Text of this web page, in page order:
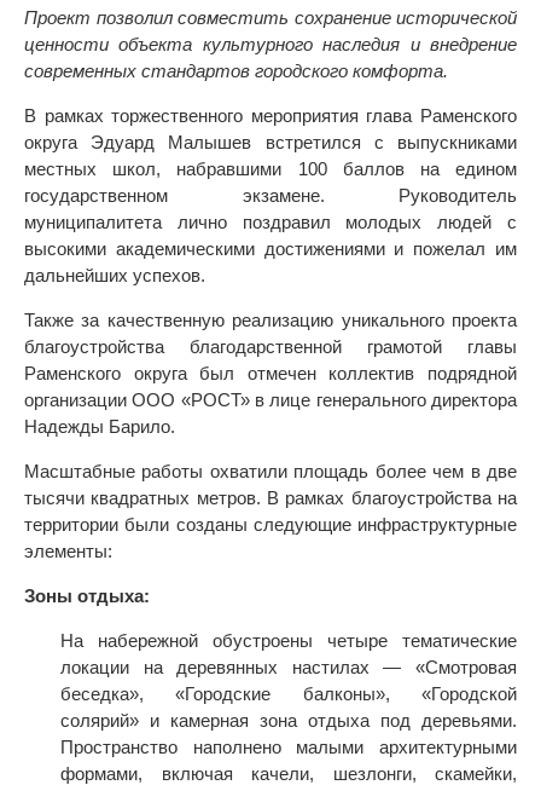
Проект позволил совместить сохранение исторической
ценности объекта культурного наследия и внедрение
современных стандартов городского комфорта.
В рамках торжественного мероприятия глава Раменского
округа Эдуард Малышев встретился с выпускниками
местных школ, набравшими 100 баллов на едином
государственном экзамене. Руководитель
муниципалитета лично поздравил молодых людей с
высокими академическими достижениями и пожелал им
дальнейших успехов.
Также за качественную реализацию уникального проекта
благоустройства благодарственной грамотой главы
Раменского округа был отмечен коллектив подрядной
организации ООО «РОСТ» в лице генерального директора
Надежды Барило.
Масштабные работы охватили площадь более чем в две
тысячи квадратных метров. В рамках благоустройства на
территории были созданы следующие инфраструктурные
элементы:
Зоны отдыха:
На набережной обустроены четыре тематические
локации на деревянных настилах — «Смотровая
беседка», «Городские балконы», «Городской
солярий» и камерная зона отдыха под деревьями.
Пространство наполнено малыми архитектурными
формами, включая качели, шезлонги, скамейки,